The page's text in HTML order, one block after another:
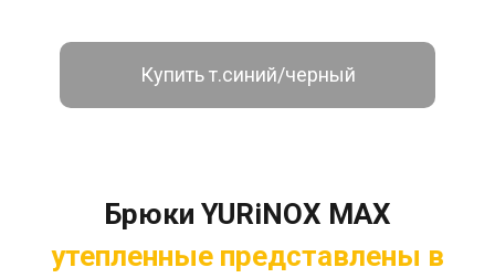
Купить т.синий/черный
Брюки YURiNOX MAX
утепленные представлены в